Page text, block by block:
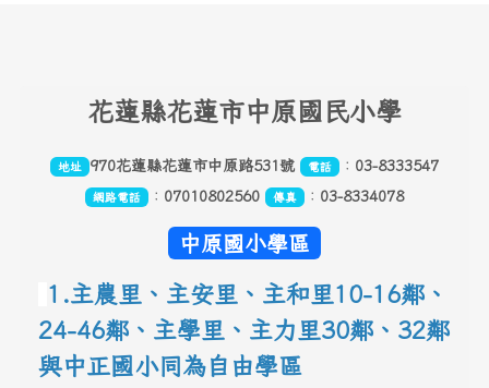
花蓮縣花蓮市中原國民小學
地址 970花蓮縣花蓮市中原路531號 電話 ： 03-8333547
網路電話 ： 07010802560 傳真 ： 03-8334078
中原國小學區
1.主農里、主安里、主和里10-16鄰 、
24-46鄰、主學里、主力里30鄰 、 32鄰
與中正國小同為自由學區